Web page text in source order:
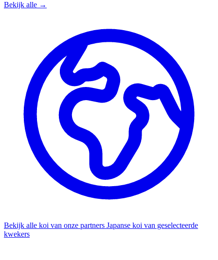
Bekijk alle →
Bekijk alle koi van onze partners Japanse koi van geselecteerde
kwekers